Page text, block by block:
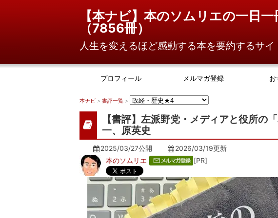
【本ナビ】本のソムリエの一日
（7856冊）
人生を変えるほど感動する本を要約するサイ
プロフィール メルマガ登録 お
本ナビ > 書評一覧 >
【書評】左派野党・メディアと役所の
一、原英史
2025/03/27公開 2026/03/19更新
本のソムリエ
[PR]